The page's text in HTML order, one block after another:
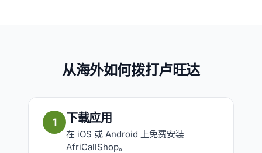
从海外如何拨打卢旺达
1 下载应用
在 iOS 或 Android 上免费安装
AfriCallShop。